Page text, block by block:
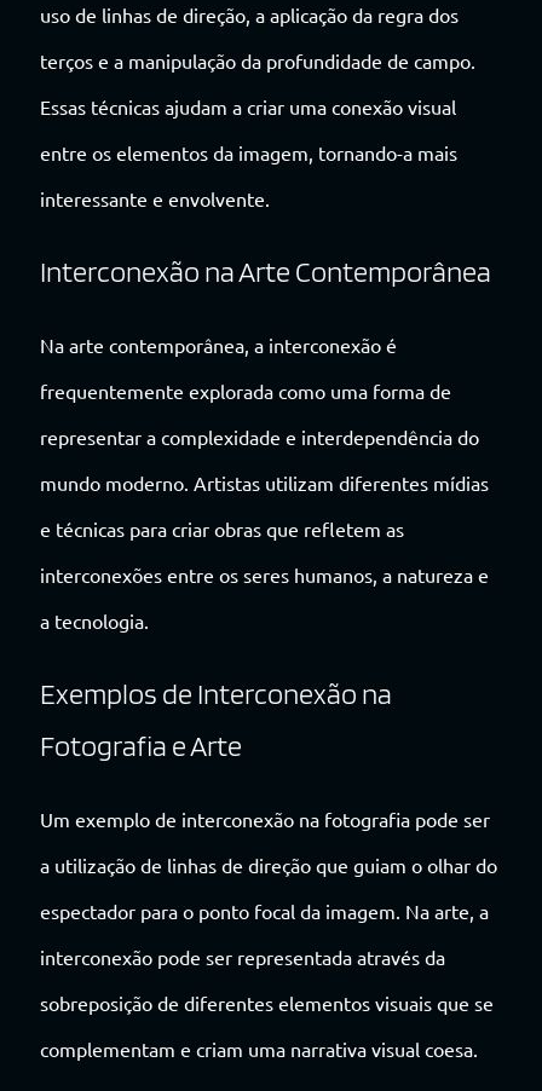
uso de linhas de direção, a aplicação da regra dos
terços e a manipulação da profundidade de campo.
Essas técnicas ajudam a criar uma conexão visual
entre os elementos da imagem, tornando-a mais
interessante e envolvente.
Interconexão na Arte Contemporânea
Na arte contemporânea, a interconexão é
frequentemente explorada como uma forma de
representar a complexidade e interdependência do
mundo moderno. Artistas utilizam diferentes mídias
e técnicas para criar obras que refletem as
interconexões entre os seres humanos, a natureza e
a tecnologia.
Exemplos de Interconexão na
Fotografia e Arte
Um exemplo de interconexão na fotografia pode ser
a utilização de linhas de direção que guiam o olhar do
espectador para o ponto focal da imagem. Na arte, a
interconexão pode ser representada através da
sobreposição de diferentes elementos visuais que se
complementam e criam uma narrativa visual coesa.